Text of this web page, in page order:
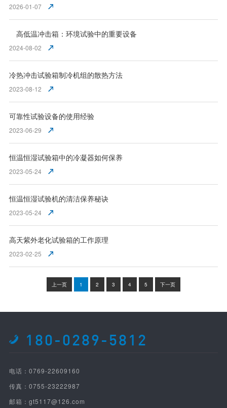
2026-01-07
高低温冲击箱：环境试验中的重要设备
2024-08-02
冷热冲击试验箱制冷机组的散热方法
2023-08-12
可靠性试验设备的使用经验
2023-06-29
恒温恒湿试验箱中的冷凝器如何保养
2023-05-24
恒温恒湿试验机的清洁保养秘诀
2023-05-24
高天紫外老化试验箱的工作原理
2023-02-25
上一页 1 2 3 4 5 下一页
180-0289-5812
电话：0769-22609160
传真：0755-23222987
邮箱：gt5117@126.com